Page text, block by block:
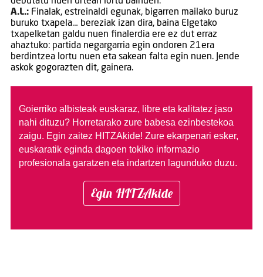
A.L.:Finalak, estreinaldi egunak, bigarren mailako buruz
buruko txapela… bereziak izan dira, baina Elgetako
txapelketan galdu nuen finalerdia ere ez dut erraz
ahaztuko: partida negargarria egin ondoren 21era
berdintzea lortu nuen eta sakean falta egin nuen. Jende
askok gogorazten dit, gainera.
Goierriko albisteak euskaraz, libre eta kalitatez jaso
nahi dituzu? Horretarako zure babesa ezinbestekoa
zaigu. Egin zaitez HITZAkide! Zure ekarpenari esker,
euskaratik eginda dagoen tokiko informazio
profesionala garatzen eta indartzen lagunduko duzu.
Egin HITZAkide